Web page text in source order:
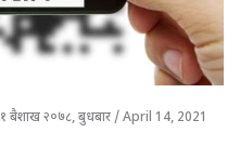
१ बैशाख २०७८, बुधबार / April 14, 2021